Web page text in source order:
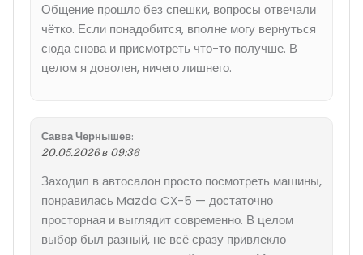
Общение прошло без спешки, вопросы отвечали
чётко. Если понадобится, вполне могу вернуться
сюда снова и присмотреть что-то получше. В
целом я доволен, ничего лишнего.
Савва Чернышев:
20.05.2026 в 09:36
Заходил в автосалон просто посмотреть машины,
понравилась Mazda CX-5 — достаточно
просторная и выглядит современно. В целом
выбор был разный, не всё сразу привлекло